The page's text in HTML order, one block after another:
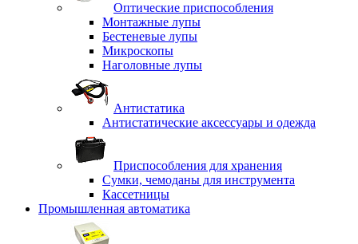
Оптические приспособления
Монтажные лупы
Бестеневые лупы
Микроскопы
Наголовные лупы
Антистатика
Антистатические аксессуары и одежда
Приспособления для хранения
Сумки, чемоданы для инструмента
Кассетницы
Промышленная автоматика